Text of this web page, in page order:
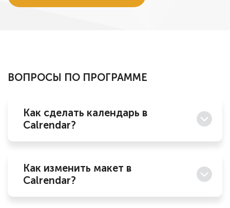
ВОПРОСЫ ПО ПРОГРАММЕ
Как сделать календарь в
Calrendar?
Как изменить макет в
Calrendar?